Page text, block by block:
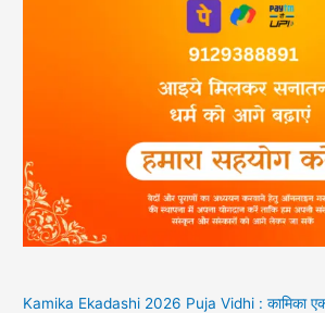
Kamika Ekadashi 2026 Puja Vidhi : कामिका